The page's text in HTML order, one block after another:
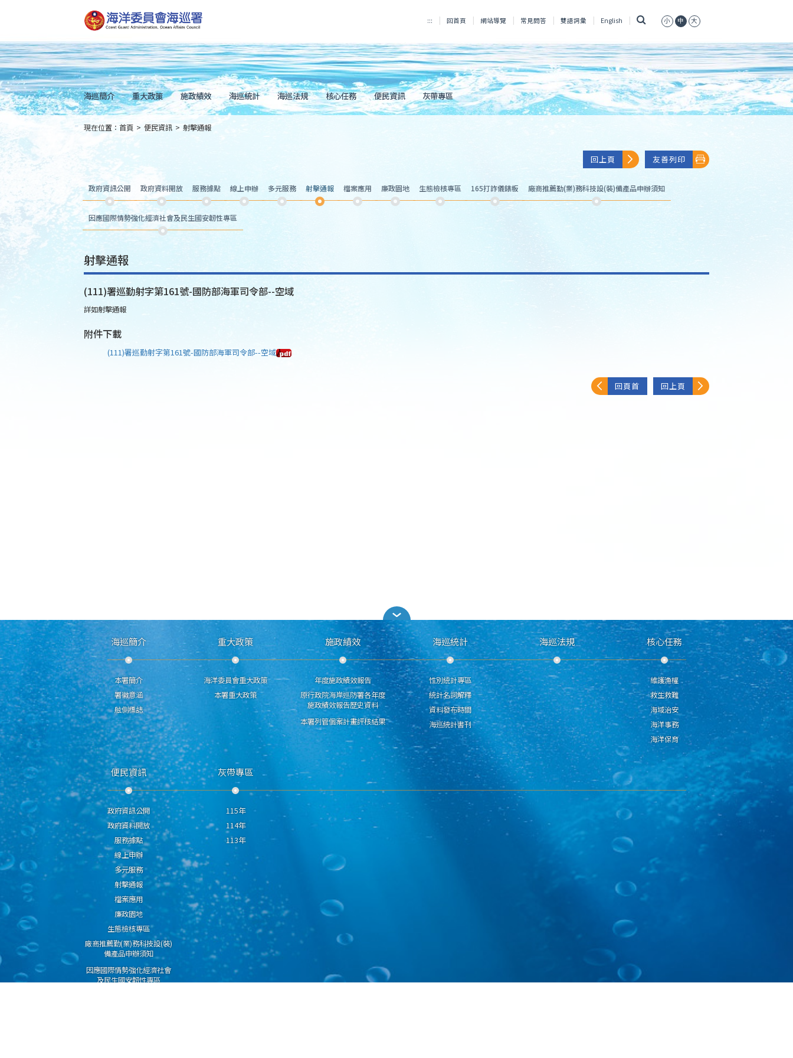
到
主
內
容
Skip
to
main
content
::: 回首頁 網站導覽 常見問答 雙語詞彙 English 小 中 大
海巡簡介 重大政策 施政績效 海巡統計 海巡法規 核心任務 便民資訊 灰帶專區
::: 現在位置： 首頁 > 便民資訊 > 射擊通報
回上頁 友善列印
政府資訊公開 政府資料開放 服務據點 線上申辦 多元服務 射擊通報 檔案應用 廉政園地 生態檢核專區 165打詐儀錶板 廠商推薦勤(業)務科技設(裝)備產品申辦須知
因應國際情勢強化經濟社會及民生國安韌性專區
射擊通報
(111)署巡勤射字第161號-國防部海軍司令部--空域
詳如射擊通報
附件下載
(111)署巡勤射字第161號-國防部海軍司令部--空域
回頁首 回上頁
海巡簡介
本署簡介
署徽意涵
舷側標誌
重大政策
海洋委員會重大政策
本署重大政策
施政績效
年度施政績效報告
原行政院海岸巡防署各年度
施政績效報告歷史資料
本署列管個案計畫評核結果
海巡統計
性別統計專區
統計名詞解釋
資料發布時間
海巡統計書刊
海巡法規 核心任務
維護漁權
救生救難
海域治安
海洋事務
海洋保育
便民資訊
政府資訊公開
政府資料開放
服務據點
線上申辦
多元服務
射擊通報
檔案應用
廉政園地
生態檢核專區
廠商推薦勤(業)務科技設(裝)
備產品申辦須知
因應國際情勢強化經濟社會
及民生國安韌性專區
灰帶專區
115年
114年
113年